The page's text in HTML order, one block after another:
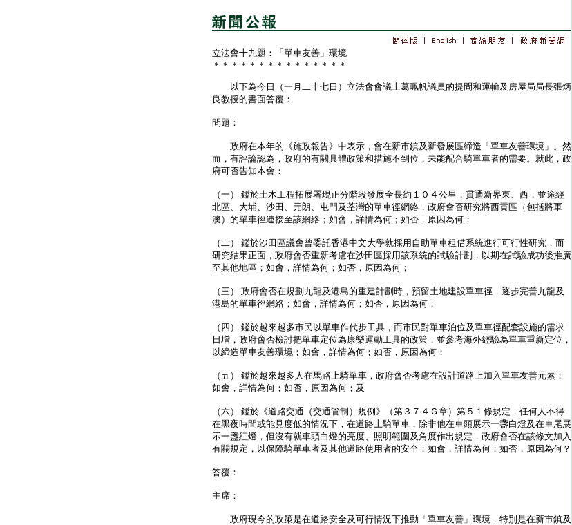
立法會十九題：「單車友善」環境
＊＊＊＊＊＊＊＊＊＊＊＊＊＊＊
以下為今日（一月二十七日）立法會會議上葛珮帆議員的提問和運輸及房屋局局長張炳
良教授的書面答覆：
問題：
政府在本年的《施政報告》中表示，會在新市鎮及新發展區締造「單車友善環境」。然
而，有評論認為，政府的有關具體政策和措施不到位，未能配合騎單車者的需要。就此，政
府可否告知本會：
（一） 鑑於土木工程拓展署現正分階段發展全長約１０４公里，貫通新界東、西，並途經
北區、大埔、沙田、元朗、屯門及荃灣的單車徑網絡，政府會否研究將西貢區（包括將軍
澳）的單車徑連接至該網絡；如會，詳情為何；如否，原因為何；
（二） 鑑於沙田區議會曾委託香港中文大學就採用自助單車租借系統進行可行性研究，而
研究結果正面，政府會否重新考慮在沙田區採用該系統的試驗計劃，以期在試驗成功後推廣
至其他地區；如會，詳情為何；如否，原因為何；
（三） 政府會否在規劃九龍及港島的重建計劃時，預留土地建設單車徑，逐步完善九龍及
港島的單車徑網絡；如會，詳情為何；如否，原因為何；
（四） 鑑於越來越多市民以單車作代步工具，而市民對單車泊位及單車徑配套設施的需求
日增，政府會否檢討把單車定位為康樂運動工具的政策，並參考海外經驗為單車重新定位，
以締造單車友善環境；如會，詳情為何；如否，原因為何；
（五） 鑑於越來越多人在馬路上騎單車，政府會否考慮在設計道路上加入單車友善元素；
如會，詳情為何；如否，原因為何；及
（六） 鑑於《道路交通（交通管制）規例》（第３７４Ｇ章）第５１條規定，任何人不得
在黑夜時間或能見度低的情況下，在道路上騎單車，除非他在車頭展示一盞白燈及在車尾展
示一盞紅燈，但沒有就車頭白燈的亮度、照明範圍及角度作出規定，政府會否在該條文加入
有關規定，以保障騎單車者及其他道路使用者的安全；如會，詳情為何；如否，原因為何？
答覆：
主席：
政府現今的政策是在道路安全及可行情況下推動「單車友善」環境，特別是在新市鎮及